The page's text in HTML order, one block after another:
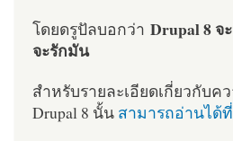
โดยดรูปัลบอกว่า Drupal 8 จ
จะรักมัน
สำหรับรายละเอียดเกี่ยวกับค
Drupal 8 นั้น สามารถอ่านได้